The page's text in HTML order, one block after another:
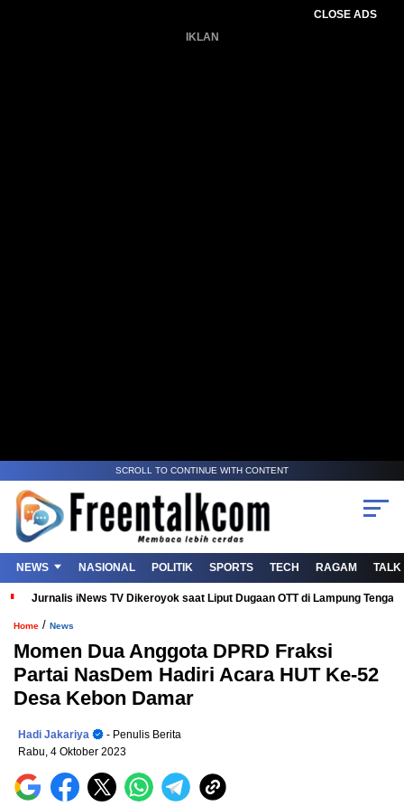
CLOSE ADS
IKLAN
SCROLL TO CONTINUE WITH CONTENT
NEWS NASIONAL POLITIK SPORTS TECH RAGAM TALK
Jurnalis iNews TV Dikeroyok saat Liput Dugaan OTT di Lampung
Home / News
Momen Dua Anggota DPRD Fraksi
Partai NasDem Hadiri Acara HUT Ke-52
Desa Kebon Damar
Hadi Jakariya
- Penulis Berita
Rabu, 4 Oktober 2023